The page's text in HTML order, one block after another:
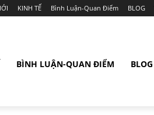
KINH TẾ Bình Luận-Quan Điểm BLOG
BÌNH LUẬN-QUAN ĐIỂM BLOG